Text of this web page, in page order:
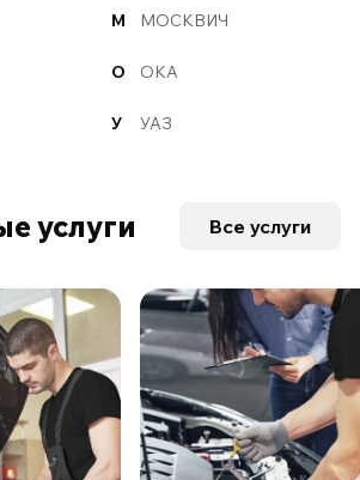
М МОСКВИЧ
О ОКА
У УАЗ
услуги Все услуги